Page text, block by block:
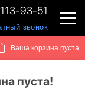
93-51
звонок
Ваша корзина пуста
пуста!